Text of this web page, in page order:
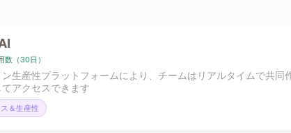
数（30日）
ン生産性プラットフォームにより、チームはリアルタイムで共同
アクセスできます
＆生産性